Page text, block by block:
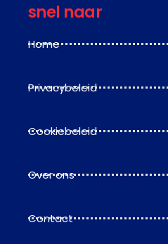
snel naar
Home
Privacybeleid
Cookiebeleid
Over ons
Contact